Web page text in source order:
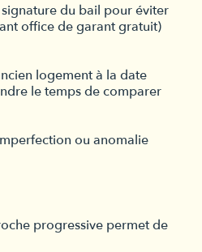
du bail pour éviter
office de garant gratuit)
logement à la date
le temps de comparer
ou anomalie
progressive permet de